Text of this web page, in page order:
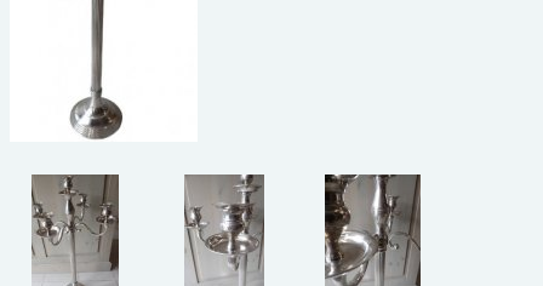
curiosa
schilderijen
porselein/aardewerk
medailles/munten/bankbiljetten
ets/tekening/litho/gravure